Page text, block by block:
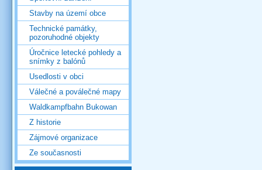
Stavby na území obce
Technické památky,
pozoruhodné objekty
Úročnice letecké pohledy a
snímky z balónů
Usedlosti v obci
Válečné a poválečné mapy
Waldkampfbahn Bukowan
Z historie
Zájmové organizace
Ze současnosti